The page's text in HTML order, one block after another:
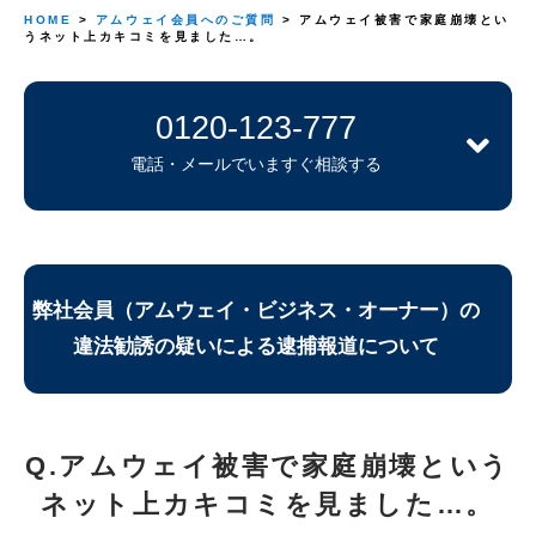
HOME > アムウェイ会員へのご質問
> アムウェイ被害で家庭崩壊とい
うネット上カキコミを見ました…。
0120-123-777
電話・メールでいますぐ相談する
弊社会員（アムウェイ・ビジネス・オーナー）の
違法勧誘の疑いによる逮捕報道について
Q.アムウェイ被害で家庭崩壊という
ネット上カキコミを見ました…。